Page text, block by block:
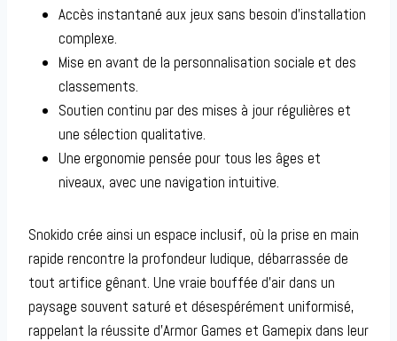
Accès instantané aux jeux sans besoin d’installation
complexe.
Mise en avant de la personnalisation sociale et des
classements.
Soutien continu par des mises à jour régulières et
une sélection qualitative.
Une ergonomie pensée pour tous les âges et
niveaux, avec une navigation intuitive.
Snokido crée ainsi un espace inclusif, où la prise en main
rapide rencontre la profondeur ludique, débarrassée de
tout artifice gênant. Une vraie bouffée d’air dans un
paysage souvent saturé et désespérément uniformisé,
rappelant la réussite d’Armor Games et Gamepix dans leur